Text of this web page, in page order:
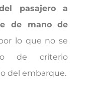
pasajero a
de mano de
lo que no se
de criterio
del embarque.